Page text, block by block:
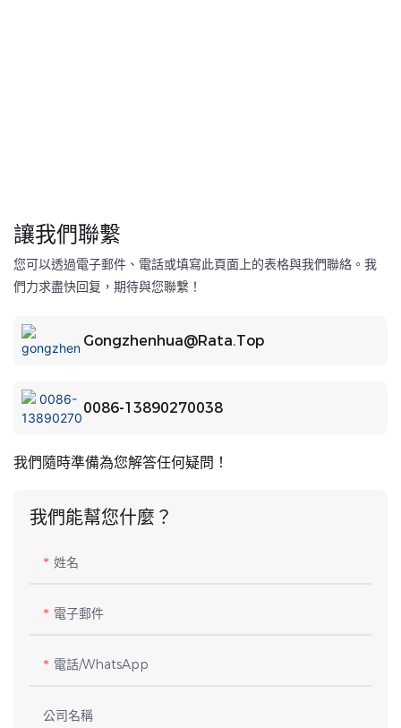
讓我們聯繫
您可以透過電子郵件、電話或填寫此頁面上的表格與我們聯絡。我
們力求盡快回复，期待與您聯繫！
Gongzhenhua@rata.top
0086-13890270038
我們隨時準備為您解答任何疑問！
我們能幫您什麼？
姓名
電子郵件
電話/WhatsApp
公司名稱